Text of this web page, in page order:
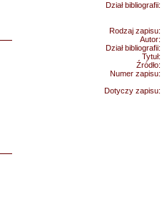
Dział bibliografii:
Rodzaj zapisu:
Autor:
Dział bibliografii:
Tytuł:
Źródło:
Numer zapisu:
Dotyczy zapisu: